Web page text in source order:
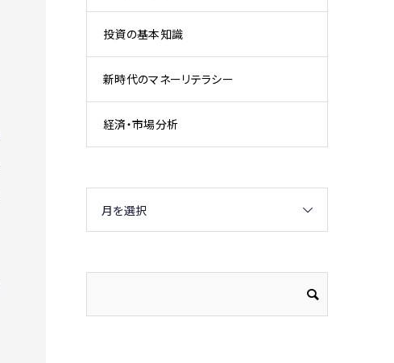
投資の基本知識
新時代のマネーリテラシー
経済・市場分析
月を選択